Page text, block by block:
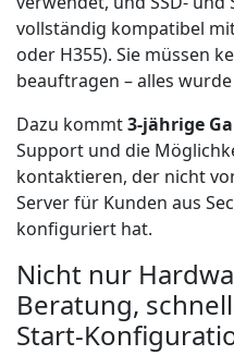
vollständig kompatibel
oder H355). Sie müssen
beauftragen – alles
Dazu kommt3-jährige
Support und die
kontaktieren, der nicht
Server für Kunden aus
konfiguriert hat.
Nicht nur
Beratung,
Start-